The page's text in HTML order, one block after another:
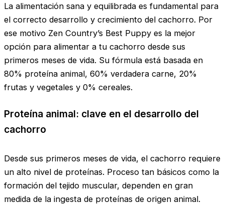
La alimentación sana y equilibrada es fundamental para
el correcto desarrollo y crecimiento del cachorro. Por
ese motivo Zen Country’s Best Puppy es la mejor
opción para alimentar a tu cachorro desde sus
primeros meses de vida. Su fórmula está basada en
80% proteína animal, 60% verdadera carne, 20%
frutas y vegetales y 0% cereales.
Proteína animal: clave en el desarrollo del
cachorro
Desde sus primeros meses de vida, el cachorro requiere
un alto nivel de proteínas. Proceso tan básicos como la
formación del tejido muscular, dependen en gran
medida de la ingesta de proteínas de origen animal.